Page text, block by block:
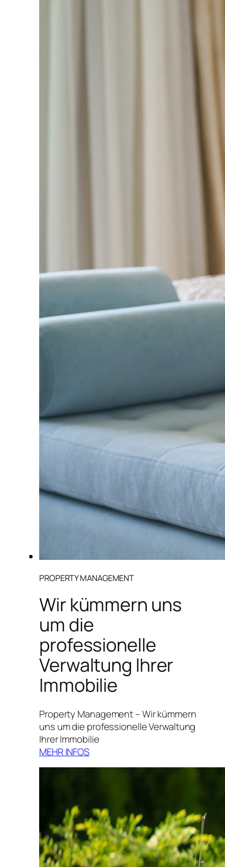
PROPERTY MANAGEMENT
Wir kümmern uns
um die
professionelle
Verwaltung Ihrer
Immobilie
Property Management – Wir kümmern
uns um die professionelle Verwaltung
Ihrer Immobilie
MEHR INFOS